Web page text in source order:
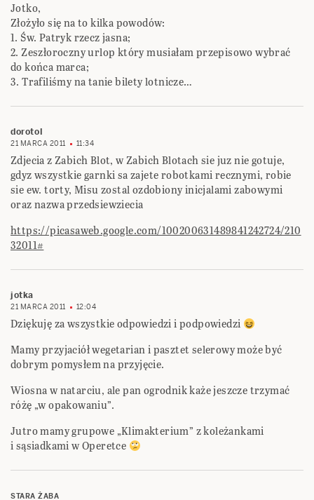
Jotko,
Złożyło się na to kilka powodów:
1. Św. Patryk rzecz jasna;
2. Zeszłoroczny urlop który musiałam przepisowo wybrać
do końca marca;
3. Trafiliśmy na tanie bilety lotnicze…
dorotol
21 MARCA 2011 11:34
Zdjecia z Zabich Blot, w Zabich Blotach sie juz nie gotuje,
gdyz wszystkie garnki sa zajete robotkami recznymi, robie
sie ew. torty, Misu zostal ozdobiony inicjalami zabowymi
oraz nazwa przedsiewziecia
https://picasaweb.google.com/100200631489841242724/210
32011#
jotka
21 MARCA 2011 12:04
Dziękuję za wszystkie odpowiedzi i podpowiedzi
Mamy przyjaciół wegetarian i pasztet selerowy może być
dobrym pomysłem na przyjęcie.
Wiosna w natarciu, ale pan ogrodnik każe jeszcze trzymać
różę „w opakowaniu”.
Jutro mamy grupowe „Klimakterium” z koleżankami
i sąsiadkami w Operetce
STARA ŻABA